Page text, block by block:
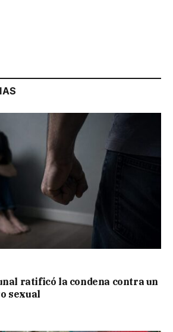
ratificó la condena contra un
sexual